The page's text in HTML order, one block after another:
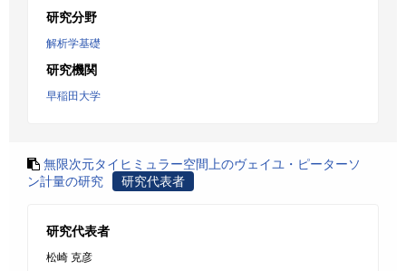
研究分野
解析学基礎
研究機関
早稲田大学
無限次元タイヒミュラー空間上のヴェイユ・ピーターソ
ン計量の研究
研究代表者
研究代表者
松崎 克彦